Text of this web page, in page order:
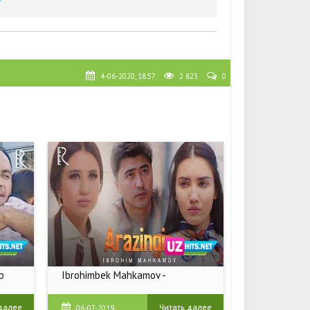
4-06-2020, 18:57 2 823 0
Ibrohimbek Mahkamov -
06-07-2019 Читать далее